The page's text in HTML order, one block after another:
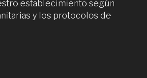
establecimiento según
y los protocolos de